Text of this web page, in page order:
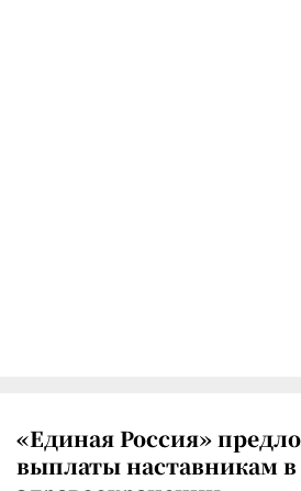
«Единая Россия»
выплаты наставникам в